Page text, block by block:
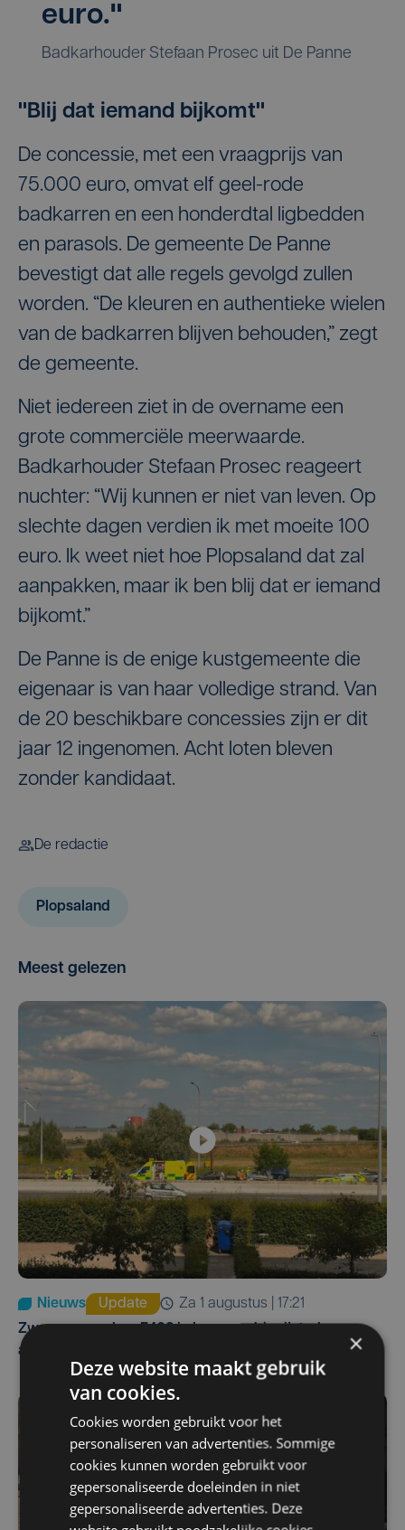
euro."
Badkarhouder Stefaan Prosec uit De Panne
"Blij dat iemand bijkomt"
De concessie, met een vraagprijs van
75.000 euro, omvat elf geel-rode
badkarren en een honderdtal ligbedden
en parasols. De gemeente De Panne
bevestigt dat alle regels gevolgd zullen
worden. “De kleuren en authentieke wielen
van de badkarren blijven behouden,” zegt
de gemeente.
Niet iedereen ziet in de overname een
grote commerciële meerwaarde.
Badkarhouder Stefaan Prosec reageert
nuchter: “Wij kunnen er niet van leven. Op
slechte dagen verdien ik met moeite 100
euro. Ik weet niet hoe Plopsaland dat zal
aanpakken, maar ik ben blij dat er iemand
bijkomt.”
De Panne is de enige kustgemeente die
eigenaar is van haar volledige strand. Van
de 20 beschikbare concessies zijn er dit
jaar 12 ingenomen. Acht loten bleven
zonder kandidaat.
De redactie
Plopsaland
Meest gelezen
Nieuws Update
za 1 augustus | 17:21
Zwaar ongeval op E403 in Izegem: drie rijstroken
afgesloten
×
Deze website maakt gebruik
van cookies.
Cookies worden gebruikt voor het
personaliseren van advertenties. Sommige
cookies kunnen worden gebruikt voor
gepersonaliseerde doeleinden in niet
gepersonaliseerde advertenties. Deze